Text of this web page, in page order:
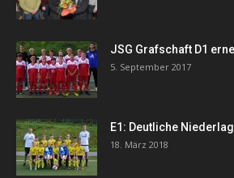
JSG Grafschaft D1
5. September 2017
E1: Deutliche
18. März 2018